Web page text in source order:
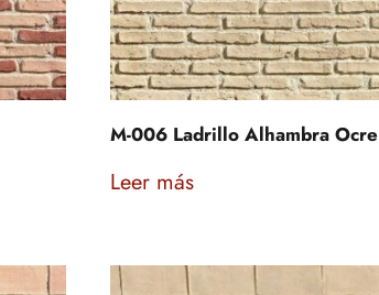
M-006 Ladrillo Alhambra Ocre
Leer más